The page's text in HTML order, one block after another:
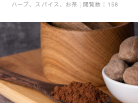
ハーブ、スパイス、お茶 閲覧数：158